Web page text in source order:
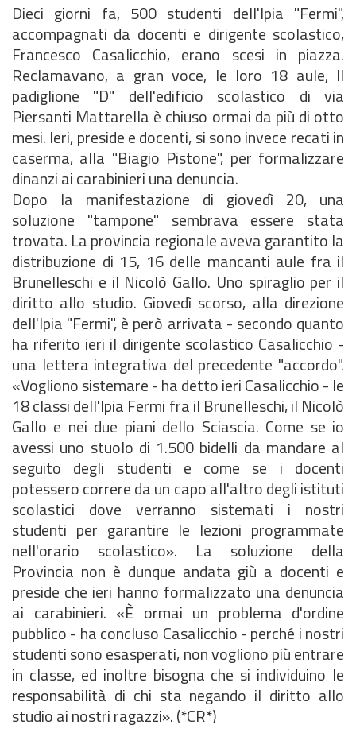
Dieci giorni fa, 500 studenti dell'Ipia "Fermi",
accompagnati da docenti e dirigente scolastico,
Francesco Casalicchio, erano scesi in piazza.
Reclamavano, a gran voce, le loro 18 aule, Il
padiglione "D" dell'edificio scolastico di via
Piersanti Mattarella è chiuso ormai da più di otto
mesi. Ieri, preside e docenti, si sono invece recati in
caserma, alla "Biagio Pistone", per formalizzare
dinanzi ai carabinieri una denuncia.
Dopo la manifestazione di giovedì 20, una
soluzione "tampone" sembrava essere stata
trovata. La provincia regionale aveva garantito la
distribuzione di 15, 16 delle mancanti aule fra il
Brunelleschi e il Nicolò Gallo. Uno spiraglio per il
diritto allo studio. Giovedì scorso, alla direzione
dell'Ipia "Fermi", è però arrivata - secondo quanto
ha riferito ieri il dirigente scolastico Casalicchio -
una lettera integrativa del precedente "accordo".
«Vogliono sistemare - ha detto ieri Casalicchio - le
18 classi dell'Ipia Fermi fra il Brunelleschi, il Nicolò
Gallo e nei due piani dello Sciascia. Come se io
avessi uno stuolo di 1.500 bidelli da mandare al
seguito degli studenti e come se i docenti
potessero correre da un capo all'altro degli istituti
scolastici dove verranno sistemati i nostri
studenti per garantire le lezioni programmate
nell'orario scolastico». La soluzione della
Provincia non è dunque andata giù a docenti e
preside che ieri hanno formalizzato una denuncia
ai carabinieri. «È ormai un problema d'ordine
pubblico - ha concluso Casalicchio - perché i nostri
studenti sono esasperati, non vogliono più entrare
in classe, ed inoltre bisogna che si individuino le
responsabilità di chi sta negando il diritto allo
studio ai nostri ragazzi». (*CR*)